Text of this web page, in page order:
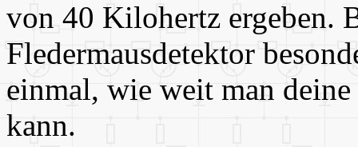
von 40 Kilohertz ergeben.
Fledermausdetektor
einmal, wie weit man
kann.